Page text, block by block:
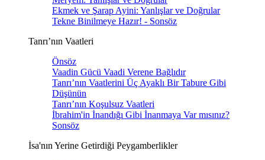
Ekmek ve Şarap Ayini: Yanlışlar ve Doğrular
Tekne Binilmeye Hazır! - Sonsöz
Tanrı’nın Vaatleri
Önsöz
Vaadin Gücü Vaadi Verene Bağlıdır
Tanrı’nın Vaatlerini Üç Ayaklı Bir Tabure Gibi
Düşünün
Tanrı’nın Koşulsuz Vaatleri
İbrahim'in İnandığı Gibi İnanmaya Var mısınız?
Sonsöz
İsa'nın Yerine Getirdiği Peygamberlikler